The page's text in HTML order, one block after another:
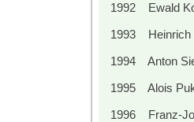
1992 Ewald
1993
1994 Anton
1995 Alois
1996 Franz-